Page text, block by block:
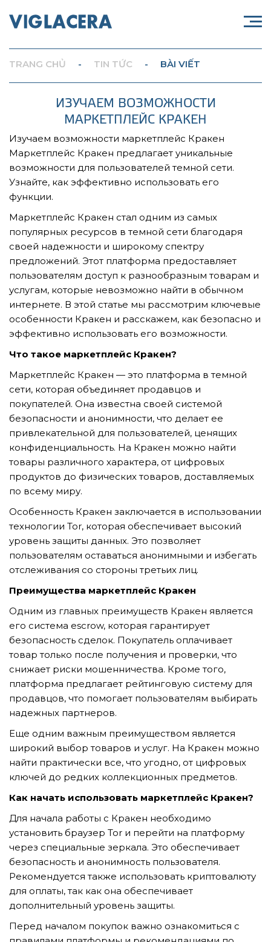
TẢI E-BROCHURE
Nghề nghiệp...
GỬI YÊU CẦU
TRANG CHỦ - TIN TỨC - BÀI VIẾT
ИЗУЧАЕМ ВОЗМОЖНОСТИ
МАРКЕТПЛЕЙС КРАКЕН
Изучаем возможности маркетплейс Кракен
Маркетплейс Кракен предлагает уникальные
возможности для пользователей темной сети.
Узнайте, как эффективно использовать его
функции.
Маркетплейс Кракен стал одним из самых
популярных ресурсов в темной сети благодаря
своей надежности и широкому спектру
предложений. Этот платформа предоставляет
пользователям доступ к разнообразным товарам и
услугам, которые невозможно найти в обычном
интернете. В этой статье мы рассмотрим ключевые
особенности Кракен и расскажем, как безопасно и
эффективно использовать его возможности.
Что такое маркетплейс Кракен?
Маркетплейс Кракен — это платформа в темной
сети, которая объединяет продавцов и
покупателей. Она известна своей системой
безопасности и анонимности, что делает ее
привлекательной для пользователей, ценящих
конфиденциальность. На Кракен можно найти
товары различного характера, от цифровых
продуктов до физических товаров, доставляемых
по всему миру.
Особенность Кракен заключается в использовании
технологии Tor, которая обеспечивает высокий
уровень защиты данных. Это позволяет
пользователям оставаться анонимными и избегать
отслеживания со стороны третьих лиц.
Преимущества маркетплейс Кракен
Одним из главных преимуществ Кракен является
его система escrow, которая гарантирует
безопасность сделок. Покупатель оплачивает
товар только после получения и проверки, что
снижает риски мошенничества. Кроме того,
платформа предлагает рейтинговую систему для
продавцов, что помогает пользователям выбирать
надежных партнеров.
Еще одним важным преимуществом является
широкий выбор товаров и услуг. На Кракен можно
найти практически все, что угодно, от цифровых
ключей до редких коллекционных предметов.
Как начать использовать маркетплейс Кракен?
Для начала работы с Кракен необходимо
установить браузер Tor и перейти на платформу
через специальные зеркала. Это обеспечивает
безопасность и анонимность пользователя.
Рекомендуется также использовать криптовалюту
для оплаты, так как она обеспечивает
дополнительный уровень защиты.
Перед началом покупок важно ознакомиться с